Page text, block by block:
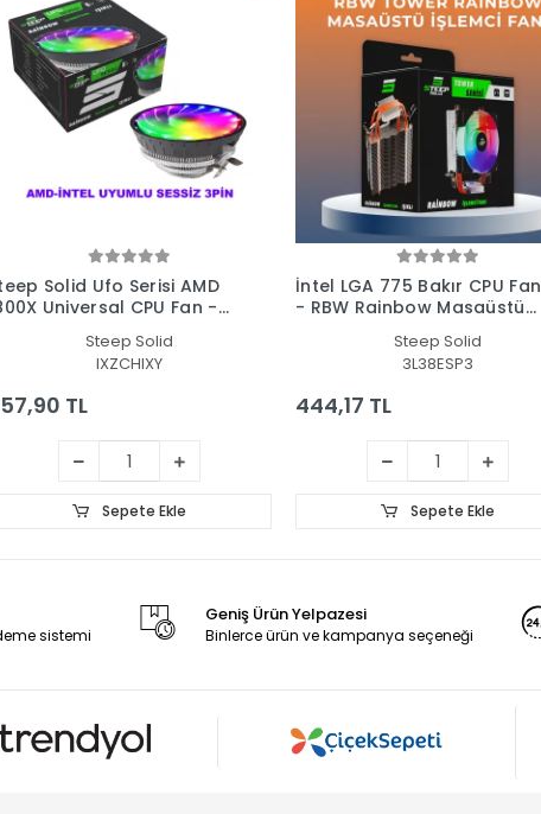
Solid Ufo Serisi AMD
Universal CPU Fan -
İşlemci FanıSteep Solid
IXZCHIXY
TL
Sepete Ekle
İntel LGA 775 Bakır CPU Fan
- RBW Rainbow Masaüstü
Steep Solid
3L38ESP3
444,17 TL
Sepete Ekle
sistemi
Geniş Ürün Yelpazesi
Binlerce ürün ve kampanya seçeneği